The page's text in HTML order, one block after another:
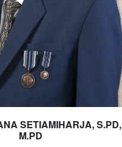
SETIAMIHARJA, S.PD,
M.PD